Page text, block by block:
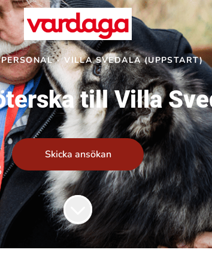
· VILLA SVEDALA (UPPSTART)
till Villa
Skicka ansökan